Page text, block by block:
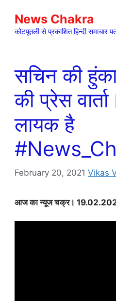
content
News Chakra
कोटपूतली से प्रकाशित हिन्दी समाचार
सचिन की
की प्रेस
लायक है
February 20, 2021 Vikas
आज का न्यूज चक्र।